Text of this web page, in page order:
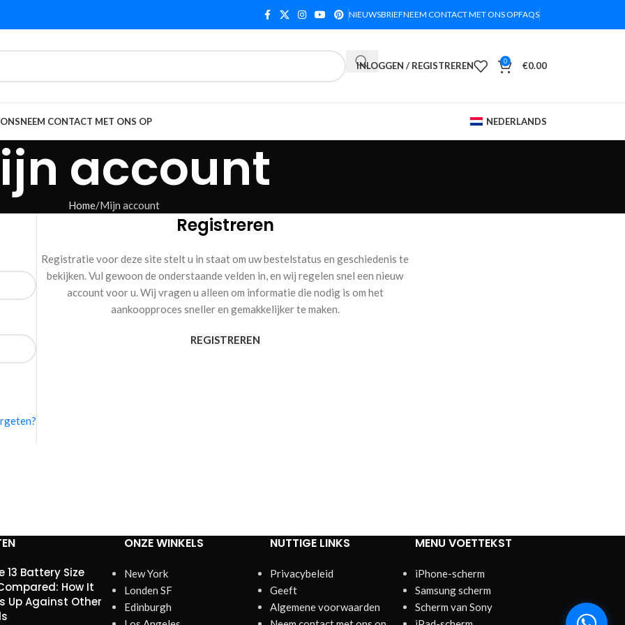
NIEUWSBRIEFNEEM CONTACT MET ONS OPFAQS
INLOGGEN / REGISTREREN 0 €0.00
NEEM CONTACT MET ONS OP NEDERLANDS
account
Home Mijn account
Registreren
Registratie voor deze site stelt u in staat om uw bestelstatus en geschiedenis te
bekijken. Vul gewoon de onderstaande velden in, en wij regelen snel een nieuw
account voor u. Wij vragen u alleen om informatie die nodig is om het
aankoopproces sneller en gemakkelijker te maken.
REGISTREREN
13 Battery Size
How It
Up Against Other
ONZE WINKELS
New York
Londen SF
Edinburgh
NUTTIGE LINKS
Privacybeleid
Geeft
Algemene voorwaarden
MENU VOETTEKST
iPhone-scherm
Samsung scherm
Scherm van Sony